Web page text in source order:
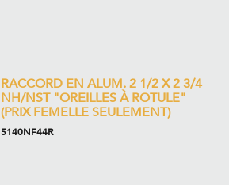
RACCORD EN ALUM. 2 1/2 X 2 3/4
NH/NST "OREILLES À ROTULE"
(PRIX FEMELLE SEULEMENT)
5140NF44R